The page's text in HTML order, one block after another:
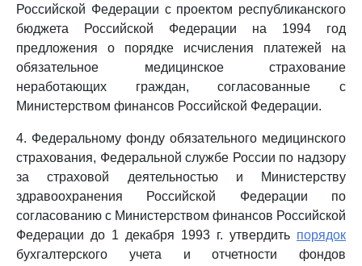
Российской Федерации с проектом республиканского
бюджета Российской Федерации на 1994 год
предложения о порядке исчисления платежей на
обязательное медицинское страхование
неработающих граждан, согласованные с
Министерством финансов Российской Федерации.
4. Федеральному фонду обязательного медицинского
страхования, Федеральной службе России по надзору
за страховой деятельностью и Министерству
здравоохранения Российской Федерации по
согласованию с Министерством финансов Российской
Федерации до 1 декабря 1993 г. утвердить порядок
бухгалтерского учета и отчетности фондов